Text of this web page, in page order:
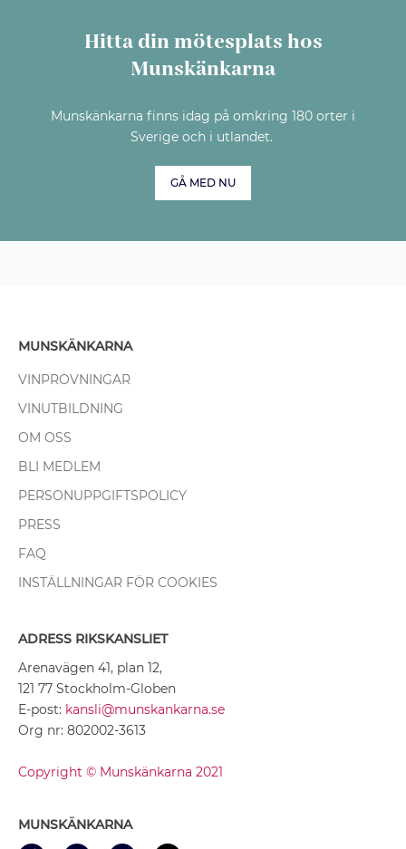
Hitta din mötesplats hos
Munskänkarna
Munskänkarna finns idag på omkring 180 orter i
Sverige och i utlandet.
GÅ MED NU
MUNSKÄNKARNA
VINPROVNINGAR
VINUTBILDNING
OM OSS
BLI MEDLEM
PERSONUPPGIFTSPOLICY
PRESS
FAQ
INSTÄLLNINGAR FÖR COOKIES
ADRESS RIKSKANSLIET
Arenavägen 41, plan 12,
121 77 Stockholm-Globen
E-post: kansli@munskankarna.se
Org nr: 802002-3613
Copyright © Munskänkarna 2021
MUNSKÄNKARNA